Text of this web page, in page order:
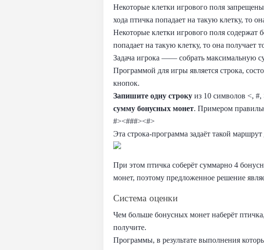
Некоторые клетки игрового поля
хода птичка попадает на такую клетку, то
Некоторые клетки игрового поля содержат
попадает на такую клетку, то она получает
Задача игрока —— собрать максимальную
Программой для игры является строка,
кнопок.
Запишите одну строку из 10 символов <,
сумму бонусных монет. Примером
#><###><#>
Эта строка‑программа задаёт такой
При этом птичка соберёт суммарно 4
монет, поэтому предложенное решение
Система оценки
Чем больше бонусных монет наберёт
получите.
Программы, в результате выполнения